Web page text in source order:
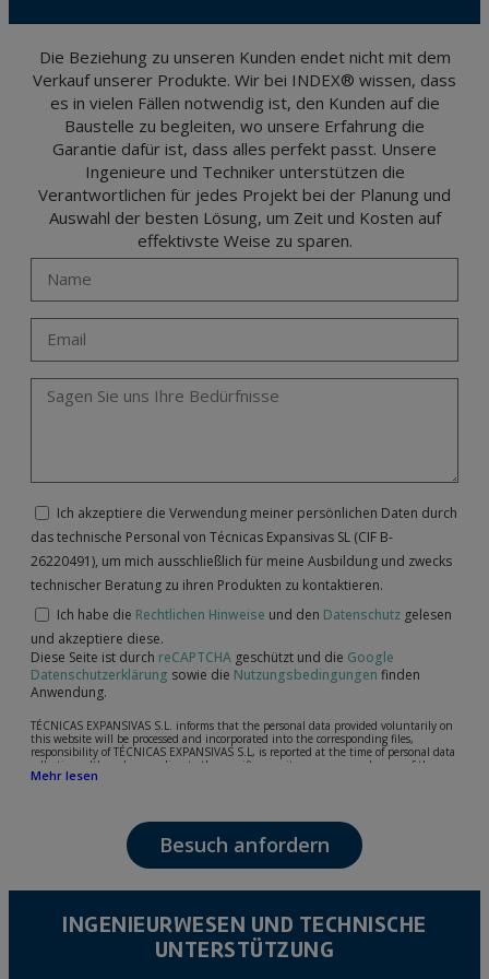
and opposition under the provisions of the General Data Protection Regulation
Portalada II | c/ Segador 13, 26006 | Logroño (La Rioja).
Die Beziehung zu unseren Kunden endet nicht mit dem
Verkauf unserer Produkte. Wir bei INDEX® wissen, dass
es in vielen Fällen notwendig ist, den Kunden auf die
Baustelle zu begleiten, wo unsere Erfahrung die
Garantie dafür ist, dass alles perfekt passt. Unsere
Ingenieure und Techniker unterstützen die
Verantwortlichen für jedes Projekt bei der Planung und
Auswahl der besten Lösung, um Zeit und Kosten auf
effektivste Weise zu sparen.
Ich akzeptiere die Verwendung meiner persönlichen Daten durch
das technische Personal von Técnicas Expansivas SL (CIF B-
26220491), um mich ausschließlich für meine Ausbildung und zwecks
technischer Beratung zu ihren Produkten zu kontaktieren.
Ich habe die Rechtlichen Hinweise und den Datenschutz gelesen
und akzeptiere diese.
Diese Seite ist durch reCAPTCHA geschützt und die Google
Datenschutzerklärung sowie die Nutzungsbedingungen finden
Anwendung.
TÉCNICAS EXPANSIVAS S.L. informs that the personal data provided voluntarily on
this website will be processed and incorporated into the corresponding files,
responsibility of TÉCNICAS EXPANSIVAS S.L, is reported at the time of personal data
collection, although, according to the specific case, its purpose may be any of the
following: attention to your referred request, complaint or question, established
The data in our files are strictly confidential and shall be treated with the utmost
confidentiality and shall comply with all the requirements provided for the General
Data Protection Regulation (GDPR) 2016.
encrypted. Should these details be sent, it is done so under your sole responsibility.
The user may at any time exercise their rights of access, rectification, cancellation
and opposition under the provisions of the General Data Protection Regulation
Mehr lesen
Besuch anfordern
INGENIEURWESEN UND TECHNISCHE
UNTERSTÜTZUNG